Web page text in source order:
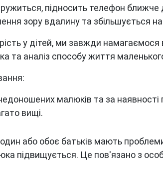
підносить телефон ближче
зору вдалину та збільшується
у дітей, ми завжди
та аналіз способу життя
малюків та за наявності
вищі.
або обоє батьків мають проблеми
підвищується. Це пов'язано з